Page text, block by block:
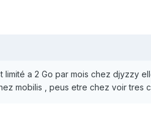
a 2 Go par mois chez djyzzy
mobilis , peus etre chez voir tres